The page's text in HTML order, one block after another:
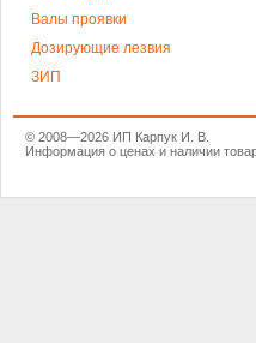
Валы проявки
Дозирующие лезвия
ЗИП
© 2008—2026 ИП Карпук И. В.
Информация о ценах и наличии